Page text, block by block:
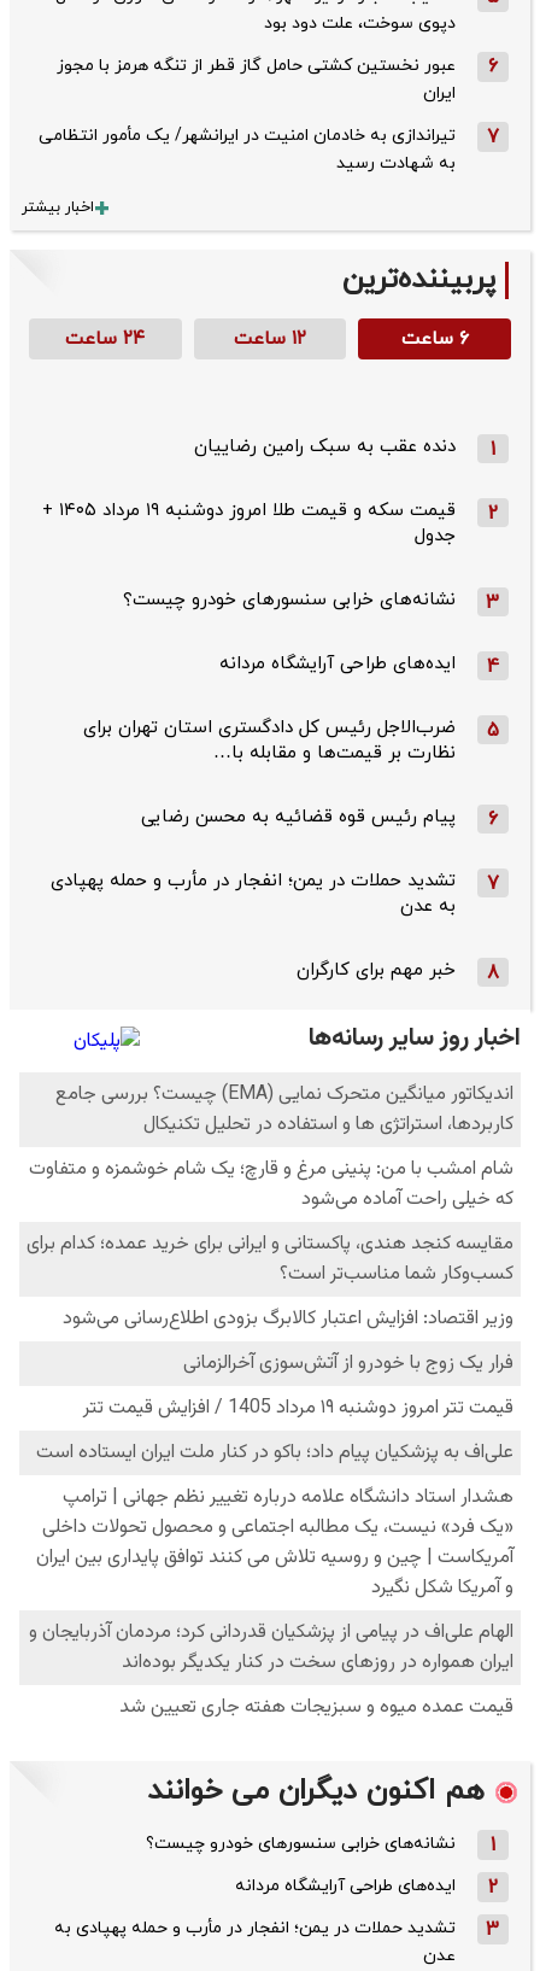
دپوی سوخت، علت دود بود
6
عبور نخستین کشتی حامل گاز قطر از تنگه هرمز با مجوز
ایران
7
تیراندازی به خادمان امنیت در ایرانشهر/ یک مأمور انتظامی
به شهادت رسید
اخبار بیشتر
پربیننده‌ترین
۶ ساعت ۱۲ ساعت ۲۴ ساعت
1 دنده عقب به سبک رامین رضاییان
2
قیمت سکه و قیمت طلا امروز دوشنبه ۱۹ مرداد ۱۴۰۵ +
جدول
3 نشانه‌های خرابی سنسورهای خودرو چیست؟
4 ایده‌های طراحی آرایشگاه مردانه
5
ضرب‌الاجل رئیس کل دادگستری استان تهران برای
نظارت بر قیمت‌ها و مقابله با…
6 پیام رئیس قوه قضائیه به محسن رضایی
7
تشدید حملات در یمن؛ انفجار در مأرب و حمله پهپادی
به عدن
8 خبر مهم برای کارگران
هم اکنون دیگران می خوانند
1 نشانه‌های خرابی سنسورهای خودرو چیست؟
2 ایده‌های طراحی آرایشگاه مردانه
3
تشدید حملات در یمن؛ انفجار در مأرب و حمله پهپادی به
عدن